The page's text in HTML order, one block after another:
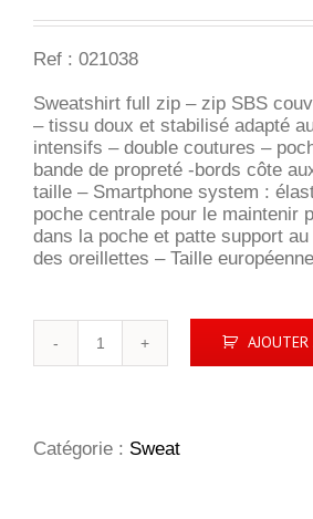
Ref : 021038
Sweatshirt full zip – zip SBS
– tissu doux et stabilisé adapté
intensifs – double coutures –
bande de propreté -bords côte
taille – Smartphone system :
poche centrale pour le maintenir
dans la poche et patte support
des oreillettes – Taille européenne
Catégorie : Sweat